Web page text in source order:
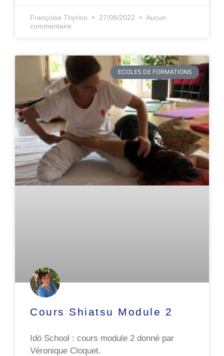
Françoise Thyrion 27/08/2022
Aucun
commentaire
ECOLES DE FORMATIONS
Cours Shiatsu Module 2
Idö School : cours module 2 donné par
Véronique Cloquet.